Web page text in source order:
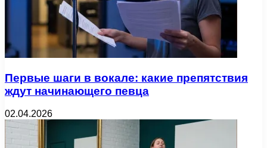
Первые шаги в вокале: какие препятствия
ждут начинающего певца
02.04.2026